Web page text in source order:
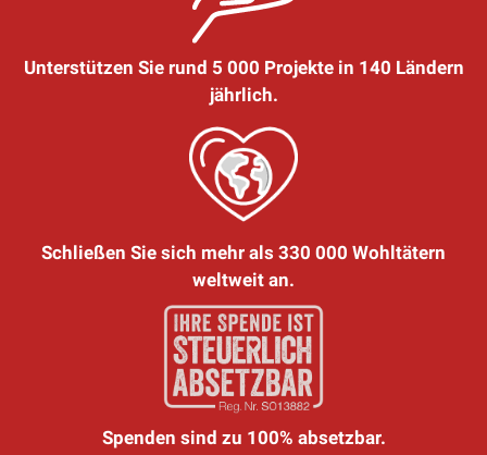
Unterstützen Sie rund 5 000 Projekte in 140 Ländern
jährlich.
Schließen Sie sich mehr als 330 000 Wohltätern
weltweit an.
Spenden sind zu 100% absetzbar.